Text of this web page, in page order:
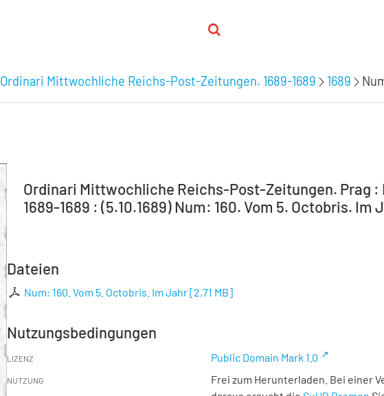
Ordinari Mittwochliche Reichs-Post-Zeitungen. 1689-1689 1689
Ordinari Mittwochliche Reichs-Post-Zeitungen. Prag :
1689-1689 : (5.10.1689) Num: 160. Vom 5. Octobris. Im
Dateien
Num: 160. Vom 5. Octobris. Im Jahr[2,71 MB]
Nutzungsbedingungen
LIZENZ Public Domain Mark 1.0
NUTZUNG
Frei zum Herunterladen. Bei einer